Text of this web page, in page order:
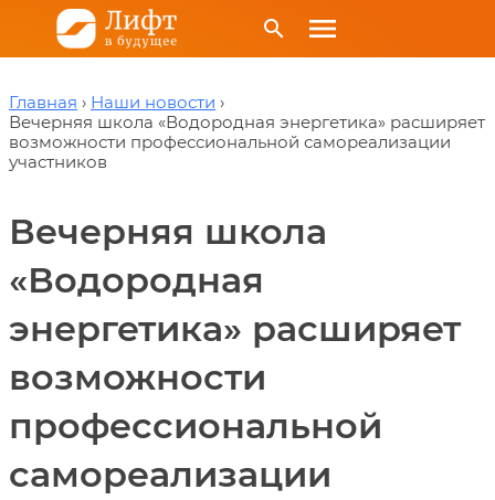
search menu
Главная
Наши новости
Вечерняя школа «Водородная энергетика» расширяет
возможности профессиональной самореализации
участников
Вечерняя школа
«Водородная
энергетика» расширяет
возможности
профессиональной
самореализации